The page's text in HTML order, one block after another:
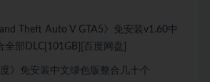
Theft Auto V GTA5》免安装v1.60中
全部DLC[101GB][百度网盘]
度》免安装中文绿色版整合几十个